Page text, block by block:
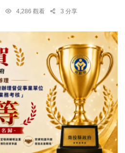
4,286 觀看 3 分享